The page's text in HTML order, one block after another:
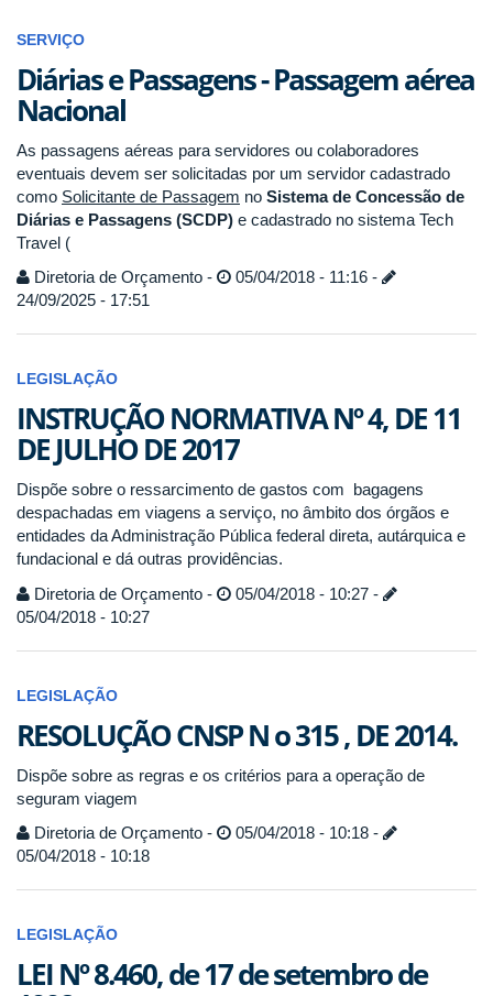
SERVIÇO
Diárias e Passagens - Passagem aérea
Nacional
As passagens aéreas para servidores ou colaboradores
eventuais devem ser solicitadas por um servidor cadastrado
como Solicitante de Passagem no Sistema de Concessão de
Diárias e Passagens (SCDP) e cadastrado no sistema Tech
Travel (
Diretoria de Orçamento -
05/04/2018 - 11:16 -
24/09/2025 - 17:51
LEGISLAÇÃO
INSTRUÇÃO NORMATIVA Nº 4, DE 11
DE JULHO DE 2017
Dispõe sobre o ressarcimento de gastos com bagagens
despachadas em viagens a serviço, no âmbito dos órgãos e
entidades da Administração Pública federal direta, autárquica e
fundacional e dá outras providências.
Diretoria de Orçamento -
05/04/2018 - 10:27 -
05/04/2018 - 10:27
LEGISLAÇÃO
RESOLUÇÃO CNSP N o 315 , DE 2014.
Dispõe sobre as regras e os critérios para a operação de
seguram viagem
Diretoria de Orçamento -
05/04/2018 - 10:18 -
05/04/2018 - 10:18
LEGISLAÇÃO
LEI Nº 8.460, de 17 de setembro de